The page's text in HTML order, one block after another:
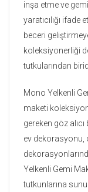
inşa etme ve
yaratıcılığı
beceri
koleksiyonerliği
tutkularından
Mono Yelkenli
maketi
gereken göz
ev
Yelkenli Gemi
tutkunlarına